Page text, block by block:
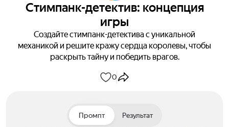
Стимпанк-детектив: концепция
игры
Создайте стимпанк-детектива с уникальной
механикой и решите кражу сердца королевы, чтобы
раскрыть тайну и победить врагов.
0
Промпт Результат